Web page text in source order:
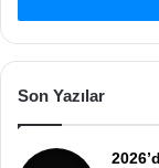
Son Yazılar